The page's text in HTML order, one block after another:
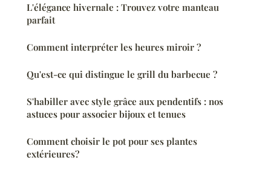
L'élégance hivernale : Trouvez votre manteau
parfait
Comment interpréter les heures miroir ?
Qu'est-ce qui distingue le grill du barbecue ?
S'habiller avec style grâce aux pendentifs : nos
astuces pour associer bijoux et tenues
Comment choisir le pot pour ses plantes
extérieures?